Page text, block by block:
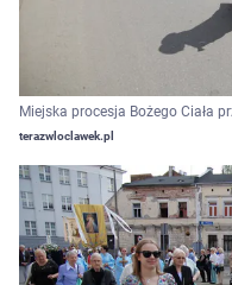
Miejska procesja Bożego Ciała
terazwloclawek.pl